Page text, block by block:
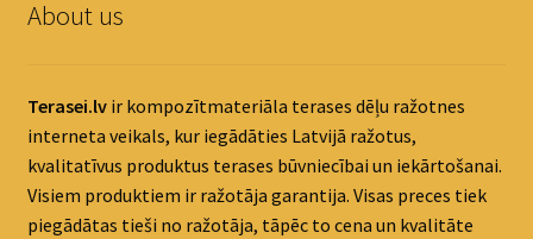
About us
Terasei.lvir kompozītmateriāla terases dēļu ražotnes
interneta veikals, kur iegādāties Latvijā ražotus,
kvalitatīvus produktus terases būvniecībai un iekārtošanai.
Visiem produktiem ir ražotāja garantija. Visas preces tiek
piegādātas tieši no ražotāja, tāpēc to cena un kvalitāte